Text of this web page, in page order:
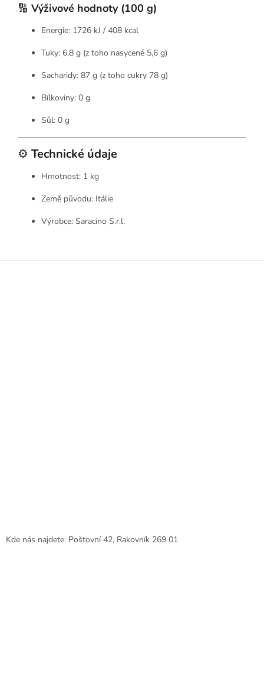
🔢 Výživové hodnoty (100 g)
Energie: 1726 kJ / 408 kcal
Tuky: 6,8 g (z toho nasycené 5,6 g)
Sacharidy: 87 g (z toho cukry 78 g)
Bílkoviny: 0 g
Sůl: 0 g
⚙️ Technické údaje
Hmotnost: 1 kg
Země původu: Itálie
Výrobce: Saracino S.r.l.
Z
Kde nás najdete: Poštovní 42, Rakovník 269 01